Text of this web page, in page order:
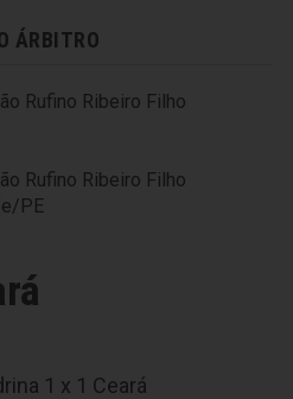
ÁRBITRO
Rufino Ribeiro Filho
Rufino Ribeiro Filho
PE
1 x 1 Ceará